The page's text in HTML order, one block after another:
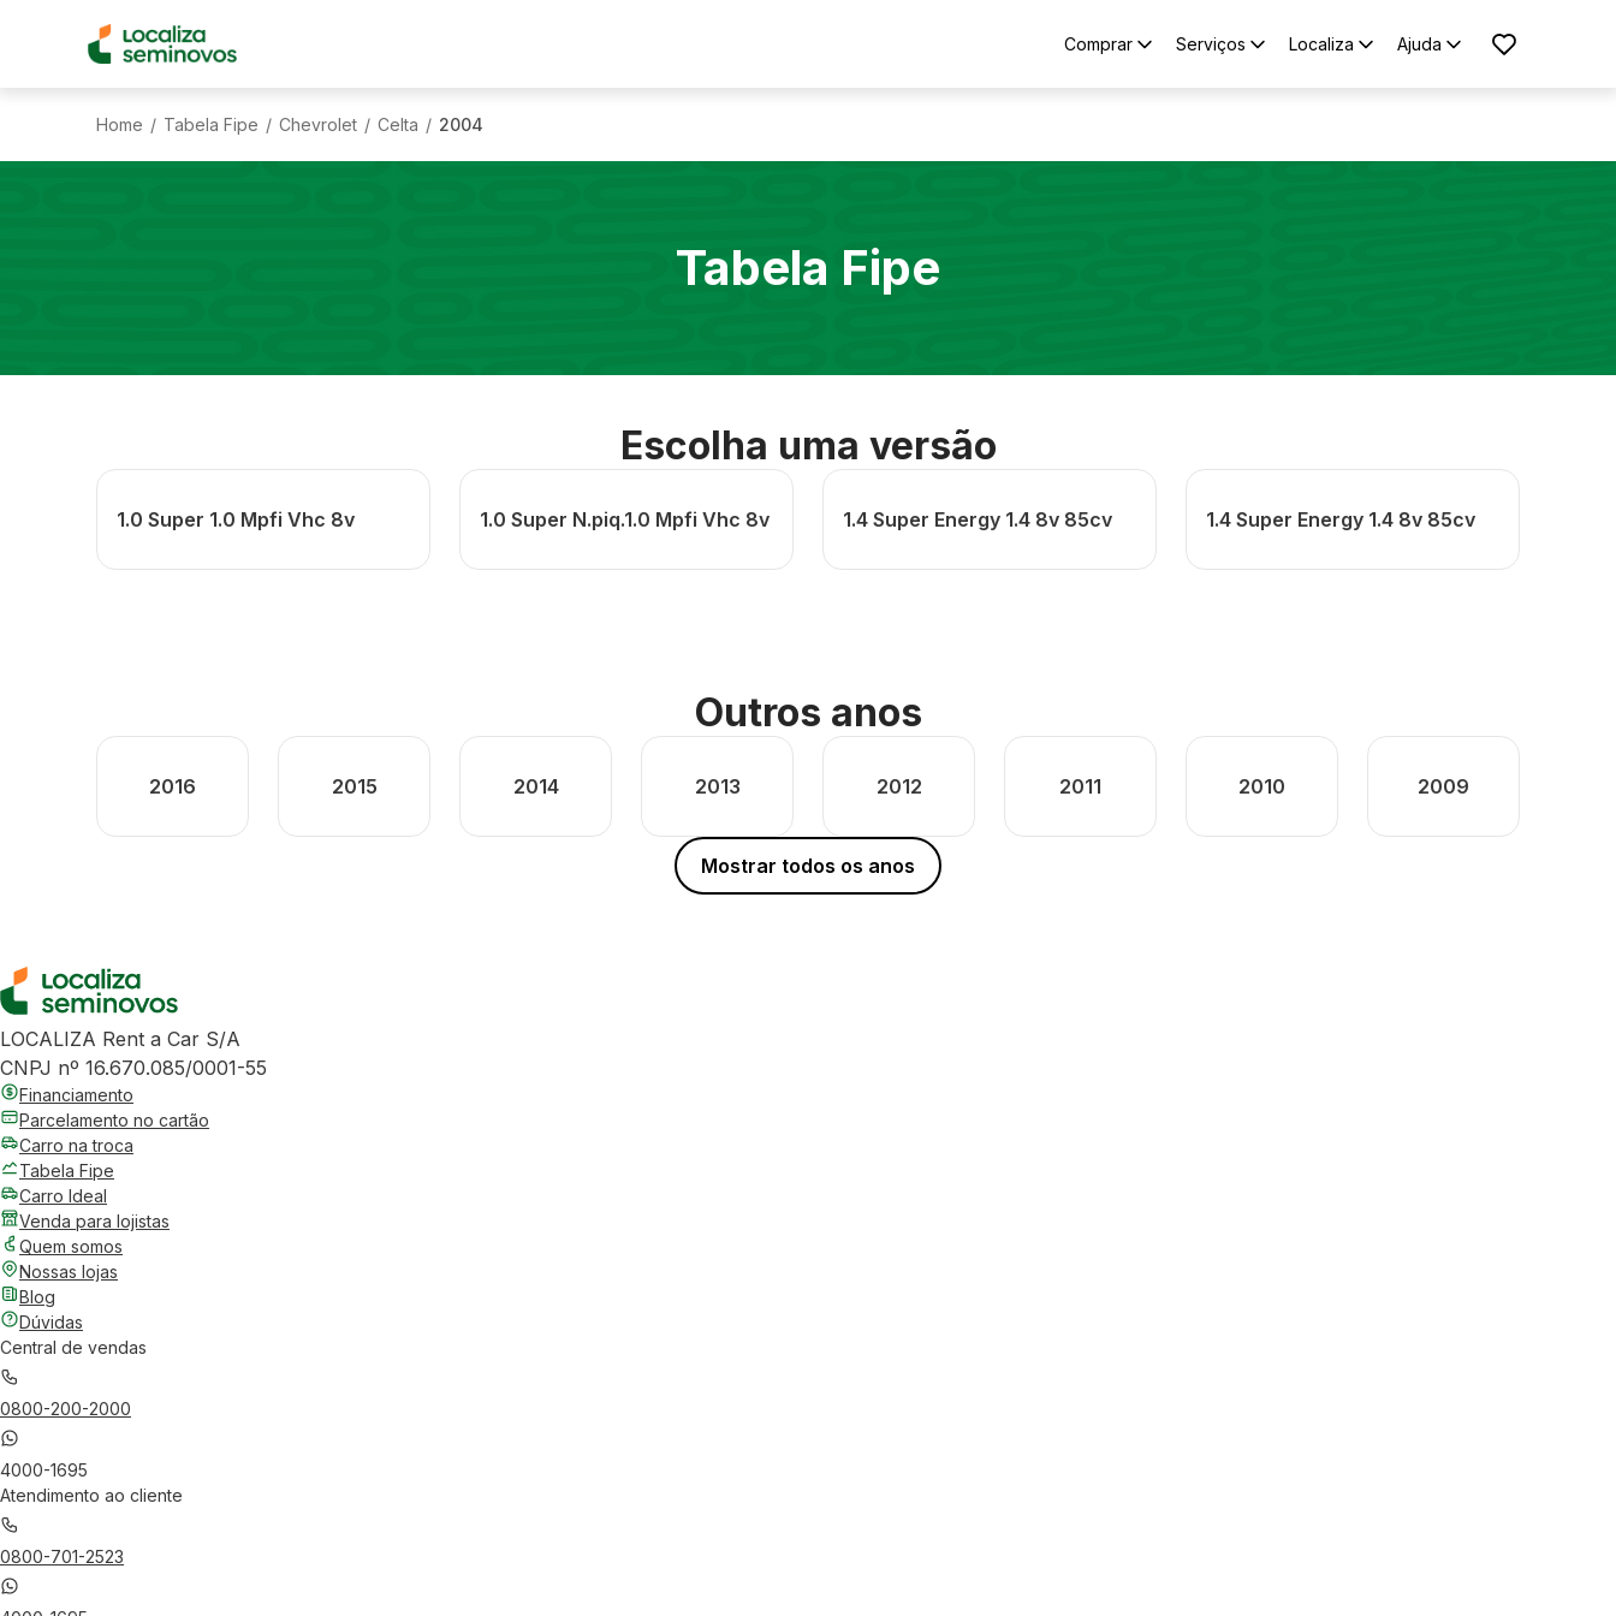
Comprar Serviços Localiza Ajuda
Home / Tabela Fipe / Chevrolet / Celta / 2004
Tabela Fipe
Escolha uma versão
1.0 Super 1.0 Mpfi Vhc 8v 1.0 Super N.piq.1.0 Mpfi Vhc 8v 1.4 Super Energy 1.4 8v 85cv 1.4 Super Energy 1.4 8v 85cv
Outros anos
2016 2015 2014 2013 2012 2011 2010 2009
Mostrar todos os anos
LOCALIZA Rent a Car S/A
CNPJ nº 16.670.085/0001-55
Financiamento
Parcelamento no cartão
Carro na troca
Tabela Fipe
Carro Ideal
Venda para lojistas
Quem somos
Nossas lojas
Blog
Dúvidas
Central de vendas
0800-200-2000
4000-1695
Atendimento ao cliente
0800-701-2523